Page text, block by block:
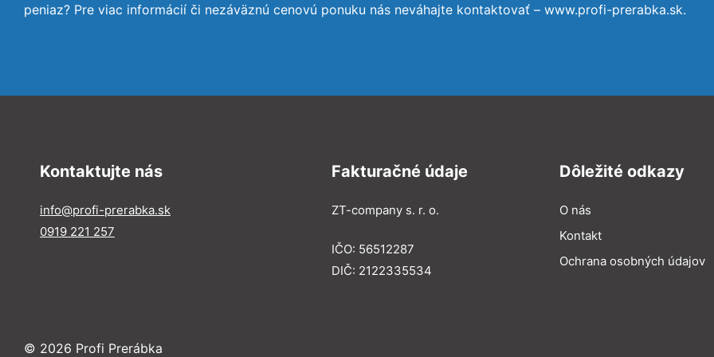
peniaz? Pre viac informácií či nezáväznú cenovú ponuku nás neváhajte kontaktovať – www.profi-prerabka.sk.
Kontaktujte nás
info@profi-prerabka.sk
0919 221 257
Fakturačné údaje
ZT-company s. r. o.
IČO: 56512287
DIČ: 2122335534
Dôležité odkazy
O nás
Kontakt
Ochrana osobných údajov
© 2026 Profi Prerábka